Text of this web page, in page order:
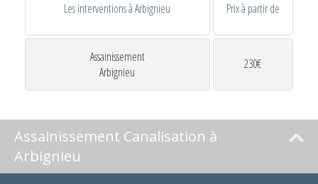
Les interventions à Arbignieu Prix à partir de
Assainissement
Arbignieu
230€
Assainissement Canalisation à
Arbignieu